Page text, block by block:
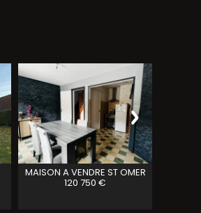
MAISON A VENDRE ST OMER
120 750 €